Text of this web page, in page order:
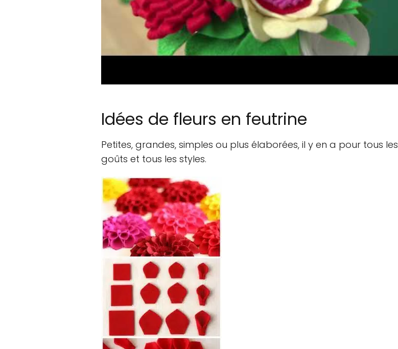
Idées de fleurs en feutrine
Petites, grandes, simples ou plus élaborées, il y en a pour tous les
goûts et tous les styles.